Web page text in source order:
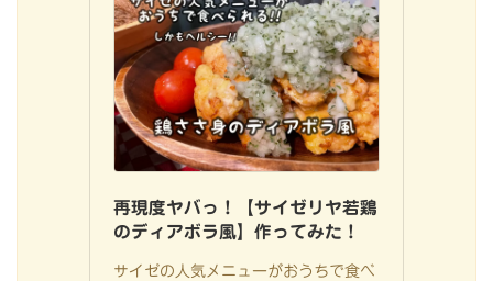
再現度ヤバっ！【サイゼリヤ若鶏
のディアボラ風】作ってみた！
サイゼの人気メニューがおうちで食べ